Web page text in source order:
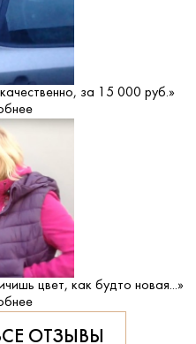
за 15 000 руб.»
цвет, как будто новая...»
ОТЗЫВЫ